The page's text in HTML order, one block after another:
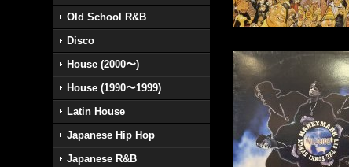
Old School R&B
Disco
House (2000〜)
House (1990〜1999)
Latin House
Japanese Hip Hop
Japanese R&B